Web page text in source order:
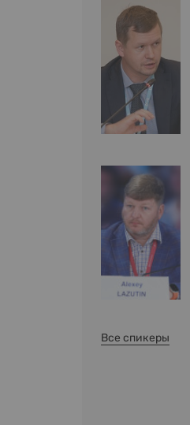
Все спикеры